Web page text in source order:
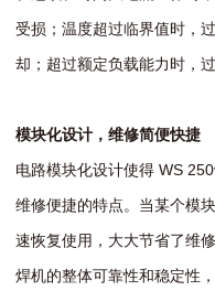
受损；温度超过临界值时，
却；超过额定负载能力时，
模块化设计，维修简便快捷
电路模块化设计使得 WS
维修便捷的特点。当某个模
速恢复使用，大大节省了维
焊机的整体可靠性和稳定性